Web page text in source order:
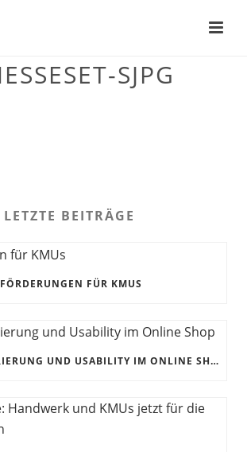
SJPG
LETZTE BEITRÄGE
FÖRDERUNGEN FÜR KMUS
NUTZERZENTRIERUNG UND USABILITY IM ONLINE SHOP